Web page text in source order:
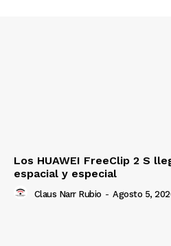
Los HUAWEI FreeClip 2 S
espacial y especial
Claus Narr Rubio - Agosto 5,